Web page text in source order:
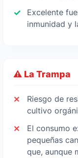
Excelente
inmunidad y
⚠️ La Trampa
Riesgo de
cultivo
El consumo
pequeñas
que, aunque